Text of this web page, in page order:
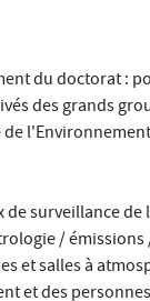
du doctorat :
des grands
surveillance
/
et salles à
et des